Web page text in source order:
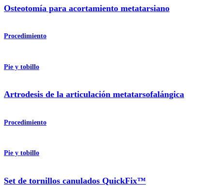
Osteotomía para acortamiento metatarsiano
Procedimiento
Pie y tobillo
Artrodesis de la articulación metatarsofalángica
Procedimiento
Pie y tobillo
Set de tornillos canulados QuickFix™